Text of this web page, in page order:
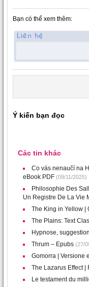
Bạn có thể xem thêm:
Ý kiến bạn đọc
Các tin khác
Co vás nenaučí na
eBook PDF (09/11/2025)
Philosophie Des
Un Registre De La Vie
The King in Yellow |
The Plains: Text
Hypnose,
Thrum – Epubs (27/
Gomorra | Versione
The Lazarus Effect |
Le testament du